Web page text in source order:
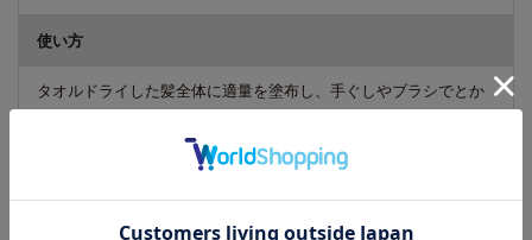
使い方
タオルドライした髪全体に適量を塗布し、手ぐしやブラシでとか
※乾いた髪にもご使用いただけます。
※お手持ちのトリートメント(オイル・ミルクなど)を塗布する前に
使用すると、質感を変えずに、より効果を感じられます。